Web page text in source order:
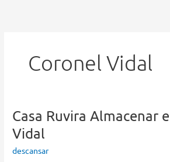
Coronel Vidal
Casa RuviraAlmacenar
Vidal
descansar